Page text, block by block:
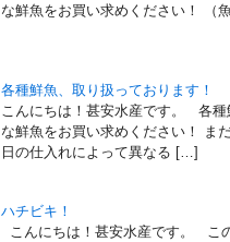
な鮮魚をお買い求めください！
各種鮮魚、取り扱っております！
こんにちは！甚安水産です。 各
な鮮魚をお買い求めください！ ま
日の仕入れによって異なる […]
ハチビキ！
こんにちは！甚安水産です。 こ